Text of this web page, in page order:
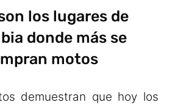
los lugares de
donde más se
motos
demuestran que hoy los